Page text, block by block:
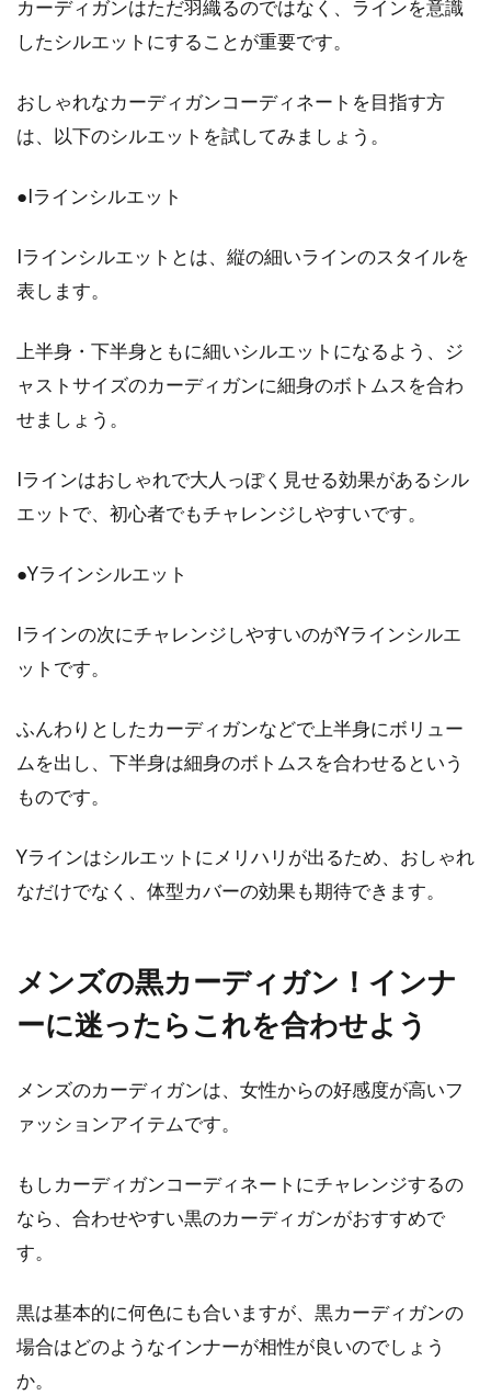
カーディガンはただ羽織るのではなく、ラインを意識
したシルエットにすることが重要です。
おしゃれなカーディガンコーディネートを目指す方
は、以下のシルエットを試してみましょう。
●Iラインシルエット
Iラインシルエットとは、縦の細いラインのスタイルを
表します。
上半身・下半身ともに細いシルエットになるよう、ジ
ャストサイズのカーディガンに細身のボトムスを合わ
せましょう。
Iラインはおしゃれで大人っぽく見せる効果があるシル
エットで、初心者でもチャレンジしやすいです。
●Yラインシルエット
Iラインの次にチャレンジしやすいのがYラインシルエ
ットです。
ふんわりとしたカーディガンなどで上半身にボリュー
ムを出し、下半身は細身のボトムスを合わせるという
ものです。
Yラインはシルエットにメリハリが出るため、おしゃれ
なだけでなく、体型カバーの効果も期待できます。
メンズの黒カーディガン！インナ
ーに迷ったらこれを合わせよう
メンズのカーディガンは、女性からの好感度が高いフ
ァッションアイテムです。
もしカーディガンコーディネートにチャレンジするの
なら、合わせやすい黒のカーディガンがおすすめで
す。
黒は基本的に何色にも合いますが、黒カーディガンの
場合はどのようなインナーが相性が良いのでしょう
か。